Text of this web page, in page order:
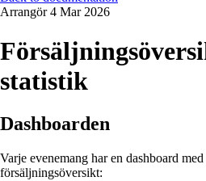
Arrangör 4 Mar 2026
statistik
Dashboarden
Varje evenemang har en dashboard
försäljningsöversikt: